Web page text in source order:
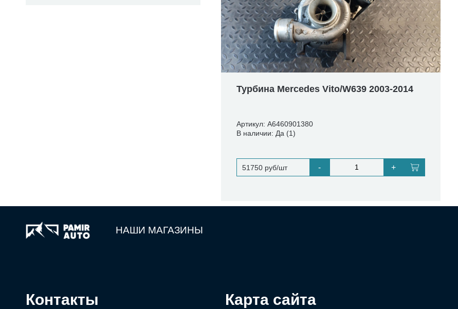
Турбина Mercedes Vito/W639 2003-2014
Артикул: A6460901380
В наличии: Да (1)
51750 руб/шт - +
НАШИ МАГАЗИНЫ
Контакты Карта сайта